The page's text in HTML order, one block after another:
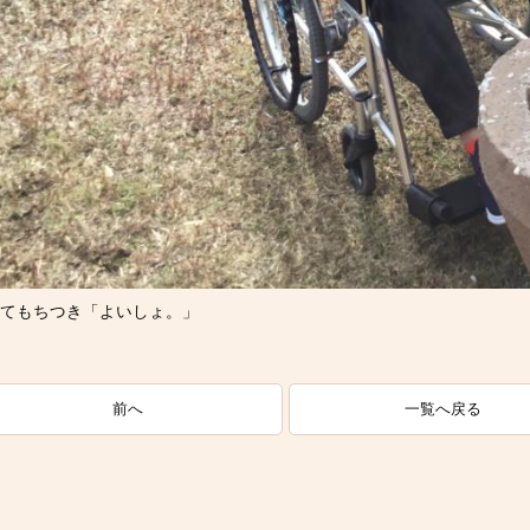
もちつき「よいしょ。」
前へ 一覧へ戻る